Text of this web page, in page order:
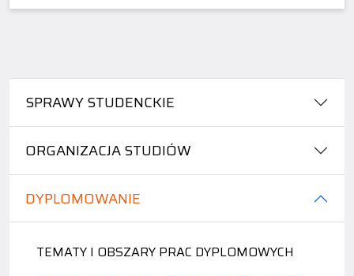
SPRAWY STUDENCKIE
ORGANIZACJA STUDIÓW
DYPLOMOWANIE
TEMATY I OBSZARY PRAC DYPLOMOWYCH